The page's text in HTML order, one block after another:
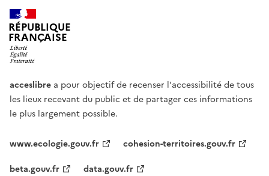
RÉPUBLIQUE
FRANÇAISE
acceslibre a pour objectif de recenser l'accessibilité de tous
les lieux recevant du public et de partager ces informations
le plus largement possible.
www.ecologie.gouv.fr
cohesion-territoires.gouv.fr
beta.gouv.fr
data.gouv.fr